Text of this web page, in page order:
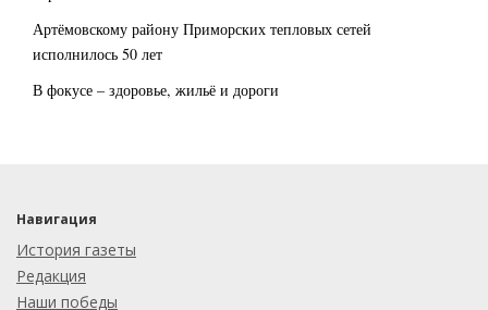
Артёмовскому району Приморских тепловых сетей
исполнилось 50 лет
В фокусе – здоровье, жильё и дороги
Навигация
История газеты
Редакция
Наши победы